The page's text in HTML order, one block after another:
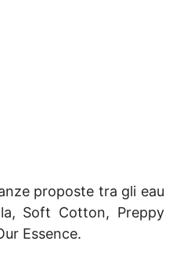
proposte tra gli eau
Soft Cotton, Preppy
Essence.